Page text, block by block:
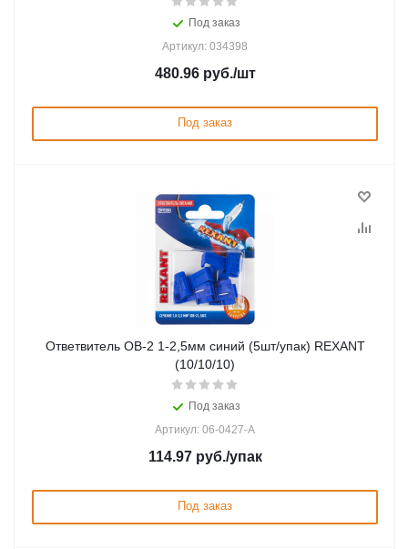
Под заказ
Артикул: 034398
480.96руб./шт
Под заказ
Ответвитель ОВ-2 1-2,5мм синий (5шт/упак) REXANT
(10/10/10)
Под заказ
Артикул: 06-0427-A
114.97руб./упак
Под заказ